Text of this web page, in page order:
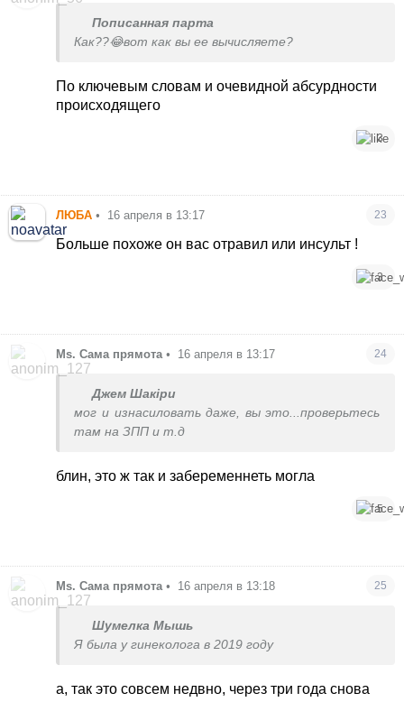
Пописанная парта
Как??😂вот как вы ее вычисляете?
По ключевым словам и очевидной абсурдности
происходящего
3
ЛЮБА • 16 апреля в 13:17 23
Больше похоже он вас отравил или инсульт !
3
Ms. Сама прямота • 16 апреля в 13:17 24
Джем Шакіри
мог и изнасиловать даже, вы это...проверьтесь
там на ЗПП и т.д
блин, это ж так и забеременнеть могла
5
Ms. Сама прямота • 16 апреля в 13:18 25
Шумелка Мышь
Я была у гинеколога в 2019 году
а, так это совсем недвно, через три года снова